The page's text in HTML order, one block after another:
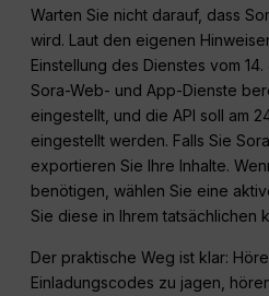
Warten Sie nicht darauf, dass
wird. Laut den eigenen
Einstellung des Dienstes vom
Sora-Web- und App-Dienste
eingestellt, und die API soll am
eingestellt werden. Falls Sie
exportieren Sie Ihre Inhalte.
benötigen, wählen Sie eine
Sie diese in Ihrem tatsächlichen
Der praktische Weg ist klar:
Einladungscodes zu jagen,